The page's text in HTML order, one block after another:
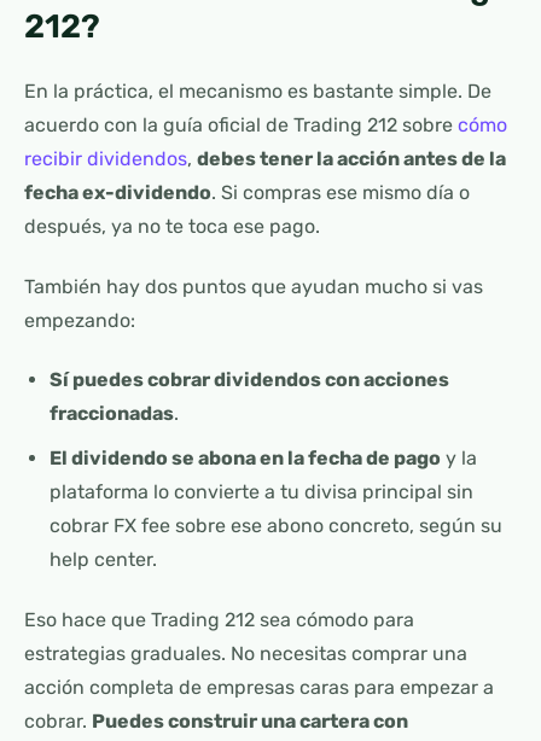
212?
En la práctica, el mecanismo es bastante simple. De
acuerdo con la guía oficial de Trading 212 sobre cómo
recibir dividendos, debes tener la acción antes de la
fecha ex-dividendo. Si compras ese mismo día o
después, ya no te toca ese pago.
También hay dos puntos que ayudan mucho si vas
empezando:
Sí puedes cobrar dividendos con acciones
fraccionadas.
El dividendo se abona en la fecha de pago y la
plataforma lo convierte a tu divisa principal sin
cobrar FX fee sobre ese abono concreto, según su
help center.
Eso hace que Trading 212 sea cómodo para
estrategias graduales. No necesitas comprar una
acción completa de empresas caras para empezar a
cobrar. Puedes construir una cartera con